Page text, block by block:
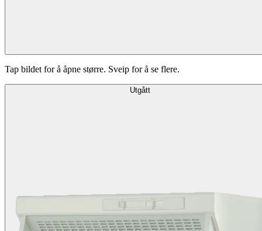
Tap bildet for å åpne større. Sveip for å se flere.
Utgått